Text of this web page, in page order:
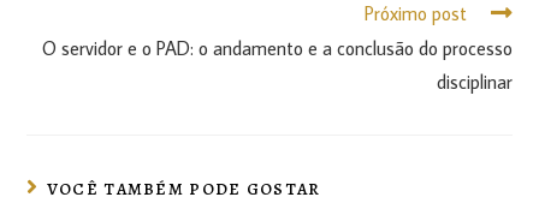
Próximo post
O servidor e o PAD: o andamento e a conclusão do processo
disciplinar
VOCÊ TAMBÉM PODE GOSTAR